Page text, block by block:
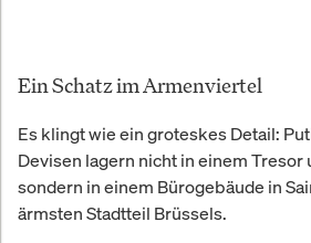
Ein Schatz im Armenviertel
Es klingt wie ein groteskes Detail:
Devisen lagern nicht in einem Tresor
sondern in einem Bürogebäude in
ärmsten Stadtteil Brüssels.